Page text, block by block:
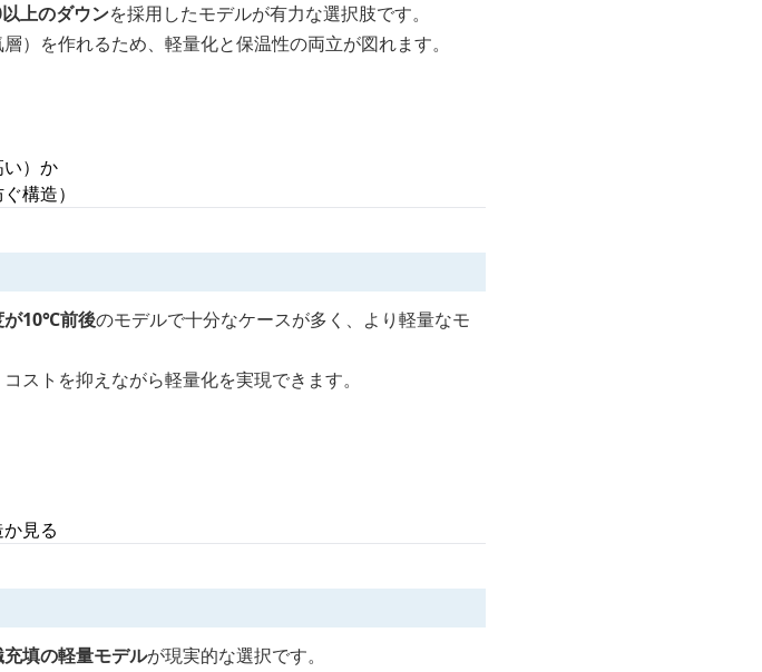
上のダウンを採用したモデルが有力な選択肢です。
）を作れるため、軽量化と保温性の両立が図れます。
）か
構造）
が10℃前後のモデルで十分なケースが多く、より軽量なモ
ストを抑えながら軽量化を実現できます。
見る
填の軽量モデルが現実的な選択です。